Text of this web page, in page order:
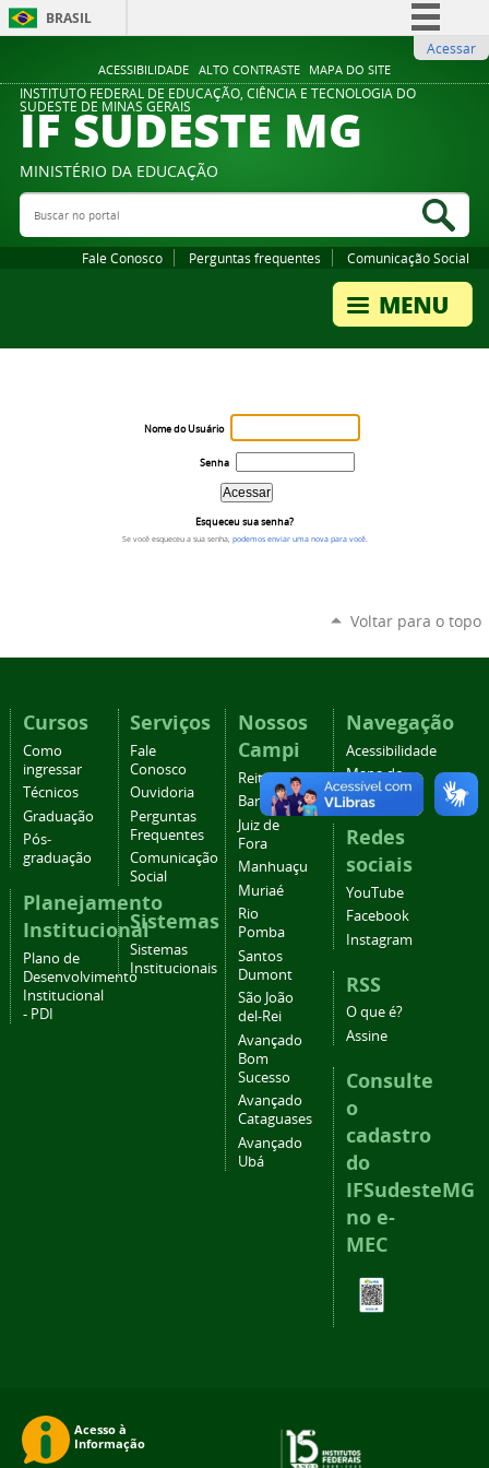
ACESSIBILIDADE ALTO CONTRASTE MAPA DO SITE
BRASIL
Comunica BR
Participe
Legislação
Acessar
INSTITUTO FEDERAL DE EDUCAÇÃO, CIÊNCIA E TECNOLOGIA DO
SUDESTE DE MINAS GERAIS
IF SUDESTE MG
MINISTÉRIO DA EDUCAÇÃO
Buscar no portal
Fale Conosco Perguntas frequentes Comunicação Social
Nome do Usuário
Senha
Esqueceu sua senha?
Se você esqueceu a sua senha, podemos enviar uma nova para você.
Voltar para o topo
Cursos
Como
ingressar
Técnicos
Graduação
Pós-
graduação
Planejamento
Institucional
Plano de
Desenvolvimento
Institucional
- PDI
Serviços
Fale
Conosco
Ouvidoria
Perguntas
Frequentes
Comunicação
Social
Sistemas
Sistemas
Institucionais
Nossos
Campi
Reitoria
Barbacena
Juiz de
Fora
Manhuaçu
Muriaé
Rio
Pomba
Santos
Dumont
São João
del-Rei
Avançado
Bom
Sucesso
Avançado
Cataguases
Avançado
Ubá
Navegação
Acessibilidade
Mapa do
site
Redes
sociais
YouTube
Facebook
Instagram
RSS
O que é?
Assine
Consulte
o
cadastro
do
IFSudesteMG
no e-
MEC